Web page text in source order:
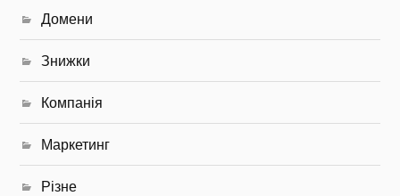
Домени
Знижки
Компанія
Маркетинг
Різне